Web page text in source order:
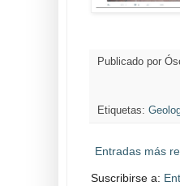
Publicado por
Etiquetas:
Entradas más
Suscribirse a: